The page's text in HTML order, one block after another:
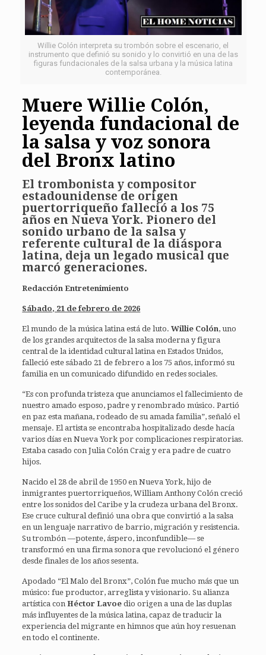
Willie Colón interpreta su trombón sobre el escenario, el
instrumento que definió su sonido y lo convirtió en una de las
figuras fundacionales de la salsa urbana y la música latina
contemporánea.
Muere Willie Colón,
leyenda fundacional de
la salsa y voz sonora
del Bronx latino
El trombonista y compositor
estadounidense de origen
puertorriqueño falleció a los 75
años en Nueva York. Pionero del
sonido urbano de la salsa y
referente cultural de la diáspora
latina, deja un legado musical que
marcó generaciones.
Redacción Entretenimiento
Sábado, 21 de febrero de 2026
El mundo de la música latina está de luto.Willie Colón, uno
de los grandes arquitectos de la salsa moderna y figura
central de la identidad cultural latina en Estados Unidos,
falleció este sábado 21 de febrero a los 75 años, informó su
familia en un comunicado difundido en redes sociales.
“Es con profunda tristeza que anunciamos el fallecimiento de
nuestro amado esposo, padre y renombrado músico. Partió
en paz esta mañana, rodeado de su amada familia”, señaló el
mensaje. El artista se encontraba hospitalizado desde hacía
varios días en Nueva York por complicaciones respiratorias.
Estaba casado con Julia Colón Craig y era padre de cuatro
hijos.
Nacido el 28 de abril de 1950 en Nueva York, hijo de
inmigrantes puertorriqueños, William Anthony Colón creció
entre los sonidos del Caribe y la crudeza urbana del Bronx.
Ese cruce cultural definió una obra que convirtió a la salsa
en un lenguaje narrativo de barrio, migración y resistencia.
Su trombón —potente, áspero, inconfundible— se
transformó en una firma sonora que revolucionó el género
desde finales de los años sesenta.
Apodado “El Malo del Bronx”, Colón fue mucho más que un
músico: fue productor, arreglista y visionario. Su alianza
artística conHéctor Lavoe dio origen a una de las duplas
más influyentes de la música latina, capaz de traducir la
experiencia del migrante en himnos que aún hoy resuenan
en todo el continente.